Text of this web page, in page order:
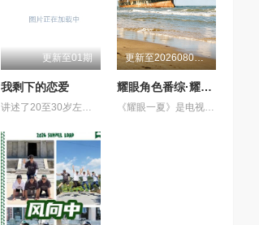
更新至01期
我剩下的恋爱
讲述了20至30岁左右的年轻人在经历人生终点后，寻找真爱的故事。
更新至20260804第1期
耀眼角色番综·耀眼一夏
《耀眼一夏》是电视剧《耀眼》售后的毕业角色番综，由关晓彤、李昀锐、毛俊杰、边天扬、王翰闻、高秋梓原班主演齐聚录制。扎扎亭的老朋友们陆续回来，大家一起笑闹，一起为那场筹备已久的毕业联欢晚会亮灯开场。两天一夜，从二人的精心准备到众人相聚——这场迟来的重聚，终于让那个夏天有了最耀眼的收尾。